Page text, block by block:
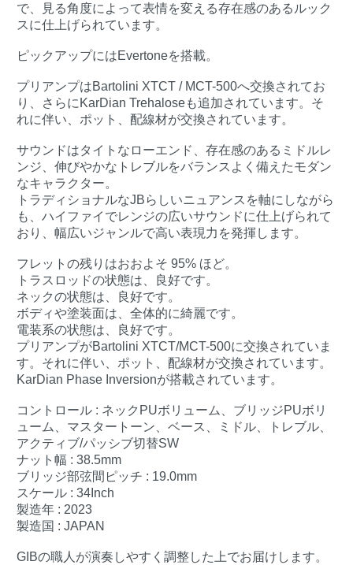
で、見る角度によって表情を変える存在感のあるルック
スに仕上げられています。
ピックアップにはEvertoneを搭載。
プリアンプはBartolini XTCT / MCT-500へ交換されてお
り、さらにKarDian Trehaloseも追加されています。そ
れに伴い、ポット、配線材が交換されています。
サウンドはタイトなローエンド、存在感のあるミドルレ
ンジ、伸びやかなトレブルをバランスよく備えたモダン
なキャラクター。
トラディショナルなJBらしいニュアンスを軸にしながら
も、ハイファイでレンジの広いサウンドに仕上げられて
おり、幅広いジャンルで高い表現力を発揮します。
フレットの残りはおおよそ 95% ほど。
トラスロッドの状態は、良好です。
ネックの状態は、良好です。
ボディや塗装面は、全体的に綺麗です。
電装系の状態は、良好です。
プリアンプがBartolini XTCT/MCT-500に交換されていま
す。それに伴い、ポット、配線材が交換されています。
KarDian Phase Inversionが搭載されています。
コントロール : ネックPUボリューム、ブリッジPUボリ
ューム、マスタートーン、ベース、ミドル、トレブル、
アクティブ/パッシブ切替SW
ナット幅 : 38.5mm
ブリッジ部弦間ピッチ : 19.0mm
スケール : 34Inch
製造年 : 2023
製造国 : JAPAN
GIBの職人が演奏しやすく調整した上でお届けします。